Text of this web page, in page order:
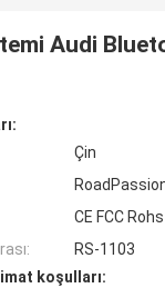
Audi
Çin
CE FCC Rohs
RS-1103
koşulları: